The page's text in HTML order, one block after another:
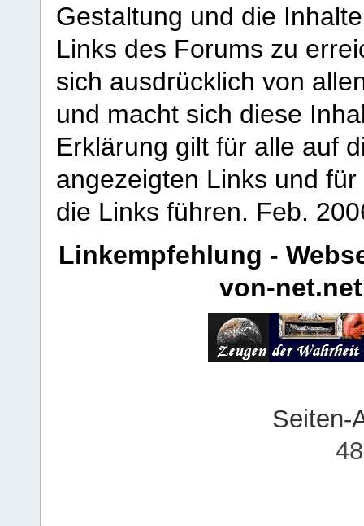
Gestaltung und die
Links des Forums zu
sich ausdrücklich von
und macht sich diese
Erklärung gilt für alle auf
angezeigten Links und
die Links führen. Feb.
Linkempfehlung -
von-net.net
Seiten-